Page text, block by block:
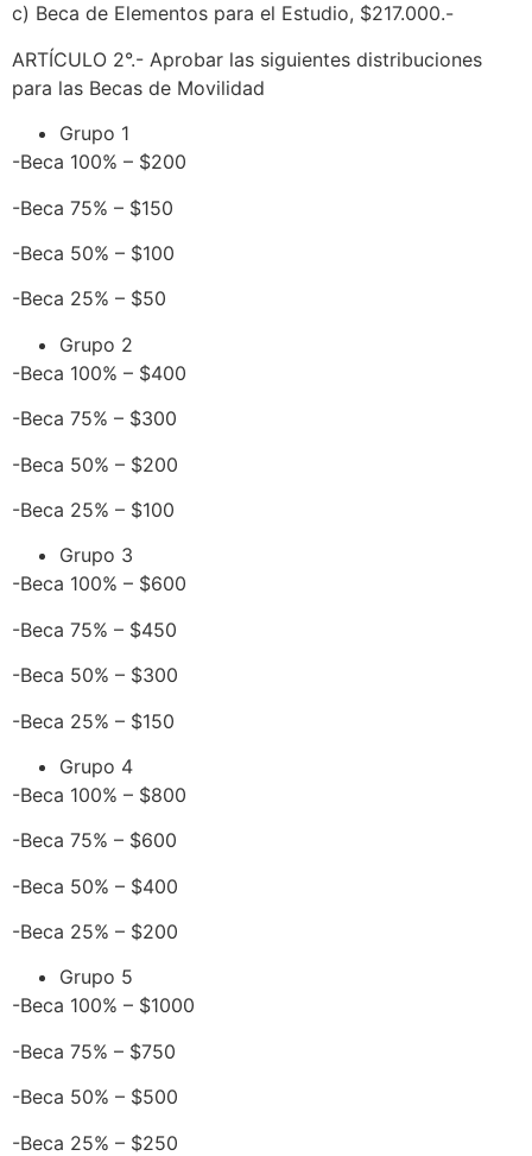
c) Beca de Elementos para el Estudio, $217.000.-
ARTÍCULO 2°.- Aprobar las siguientes distribuciones
para las Becas de Movilidad
Grupo 1
-Beca 100% – $200
-Beca 75% – $150
-Beca 50% – $100
-Beca 25% – $50
Grupo 2
-Beca 100% – $400
-Beca 75% – $300
-Beca 50% – $200
-Beca 25% – $100
Grupo 3
-Beca 100% – $600
-Beca 75% – $450
-Beca 50% – $300
-Beca 25% – $150
Grupo 4
-Beca 100% – $800
-Beca 75% – $600
-Beca 50% – $400
-Beca 25% – $200
Grupo 5
-Beca 100% – $1000
-Beca 75% – $750
-Beca 50% – $500
-Beca 25% – $250